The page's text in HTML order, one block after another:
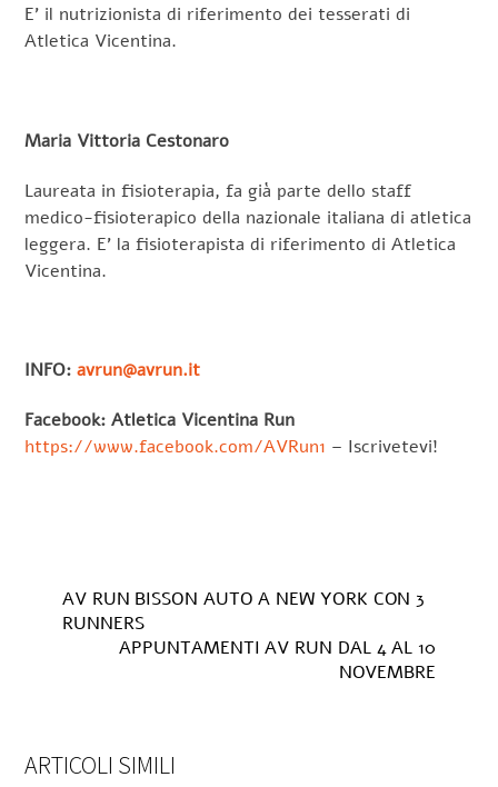
E’ il nutrizionista di riferimento dei tesserati di
Atletica Vicentina.
Maria Vittoria Cestonaro
Laureata in fisioterapia, fa già parte dello staff
medico-fisioterapico della nazionale italiana di atletica
leggera. E’ la fisioterapista di riferimento di Atletica
Vicentina.
INFO: avrun@avrun.it
Facebook: Atletica Vicentina Run
https://www.facebook.com/AVRun1 – Iscrivetevi!
AV RUN BISSON AUTO A NEW YORK CON 3
RUNNERS
APPUNTAMENTI AV RUN DAL 4 AL 10
NOVEMBRE
ARTICOLI SIMILI